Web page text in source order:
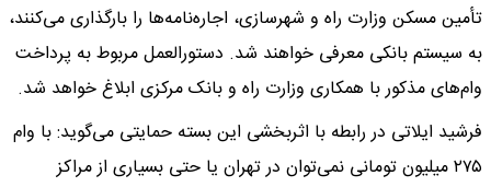
تأمین مسکن وزارت راه و شهرسازی، اجاره‌نامه‌ها را بارگذاری می‌کنند،
به سیستم بانکی معرفی خواهند شد. دستورالعمل مربوط به پرداخت
وام‌های مذکور با همکاری وزارت راه و بانک مرکزی ابلاغ خواهد شد.
فرشید ایلاتی در رابطه با اثربخشی این بسته حمایتی می‌گوید: با وام
۲۷۵ میلیون تومانی نمی‌توان در تهران یا حتی بسیاری از مراکز